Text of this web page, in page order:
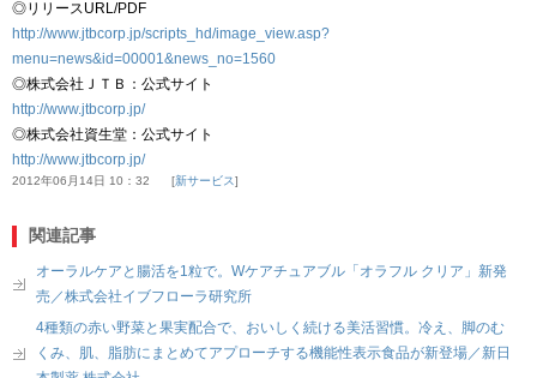
◎リリースURL/PDF
http://www.jtbcorp.jp/scripts_hd/image_view.asp?
menu=news&id=00001&news_no=1560
◎株式会社ＪＴＢ：公式サイト
http://www.jtbcorp.jp/
◎株式会社資生堂：公式サイト
http://www.jtbcorp.jp/
2012年06月14日 10：32 新サービス
関連記事
オーラルケアと腸活を1粒で。Wケアチュアブル「オラフル クリア」新発
売／株式会社イブフローラ研究所
4種類の赤い野菜と果実配合で、おいしく続ける美活習慣。冷え、脚のむ
くみ、肌、脂肪にまとめてアプローチする機能性表示食品が新登場／新日